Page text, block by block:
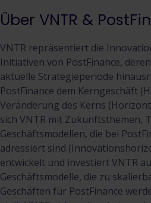
Über VNTR &
VNTR repräsentiert die
Initiativen von PostFinance,
aktuelle Strategieperiode
PostFinance dem Kerngeschäft
Veränderung des Kerns
sich VNTR mit Zukunftsthemen,
Geschäftsmodellen, die bei
adressiert sind
entwickelt und investiert VNTR
Geschäftsmodelle, die zu
Geschäften für PostFinance